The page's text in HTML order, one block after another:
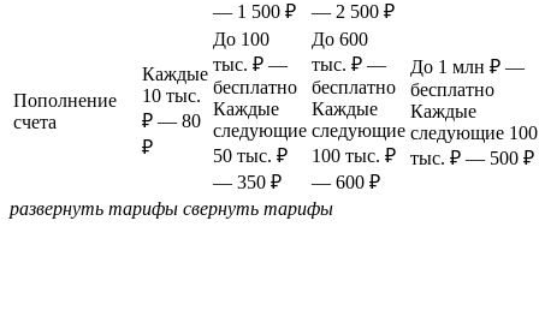
— 1 500 ₽
— 2 500 ₽
Пополнение
счета
Каждые
10 тыс.
₽ — 80
₽
До 100
тыс. ₽ —
бесплатно
Каждые
следующие
50 тыс. ₽
— 350 ₽
До 600
тыс. ₽ —
бесплатно
Каждые
следующие
100 тыс. ₽
— 600 ₽
До 1 млн ₽ —
бесплатно
Каждые
следующие 100
тыс. ₽ — 500 ₽
развернуть тарифы свернуть тарифы